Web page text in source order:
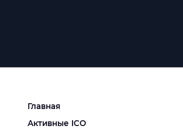
Главная
Активные ICO